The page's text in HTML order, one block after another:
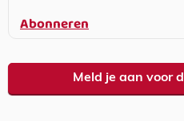
Abonneren
Meld je aan voor